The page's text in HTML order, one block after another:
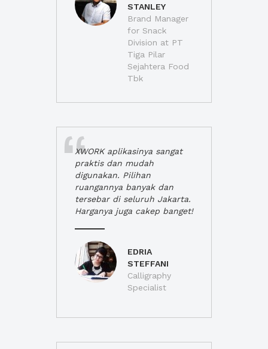
STANLEY
Brand Manager
for Snack
Division at PT
Tiga Pilar
Sejahtera Food
Tbk
XWORK aplikasinya sangat
praktis dan mudah
digunakan. Pilihan
ruangannya banyak dan
tersebar di seluruh Jakarta.
Harganya juga cakep banget!
EDRIA
STEFFANI
Calligraphy
Specialist